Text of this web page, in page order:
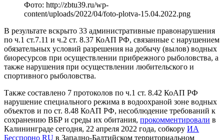
Фото: http://zbtu39.ru/wp-
content/uploads/2022/04/foto-plotva-15.04.2022.png
В результате вскрыто 33 административные правонарушения
по ч.1 ст.7.11 и ч.2 ст. 8.37 КоАП РФ, связанные с нарушением
обязательных условий разрешения на добычу (вылов) водных
биоресурсов при осуществлении прибрежного рыболовства, а
также нарушения при осуществлении любительского и
спортивного рыболовства.
Также составлено 7 протоколов по ч.1 ст. 8.42 КоАП РФ
нарушение специального режима в водоохраной зоне водных
объектов и по ст. 8.48 КоАП РФ, несоблюдение требований к
сохранению ВБР и среды их обитания, прокомментировали в
Калининграде сегодня, 22 апреля 2022 года, собкору ИА
Бесспорно RU в Западно-Балтийском территориальном